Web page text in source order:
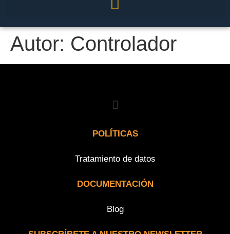
Autor: Controlador
POLÍTICAS
Tratamiento de datos
DOCUMENTACIÓN
Blog